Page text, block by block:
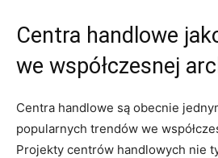
Centra handlowe
we współczesnej​
Centra‍ handlowe są obecnie
popularnych⁤ trendów⁢ we
Projekty centrów ‌handlowych nie